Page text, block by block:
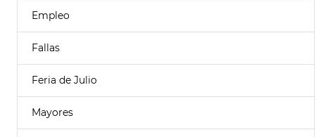
Empleo
Fallas
Feria de Julio
Mayores